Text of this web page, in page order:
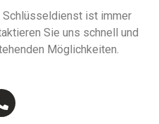
ist immer
Sie uns schnell und
Möglichkeiten.